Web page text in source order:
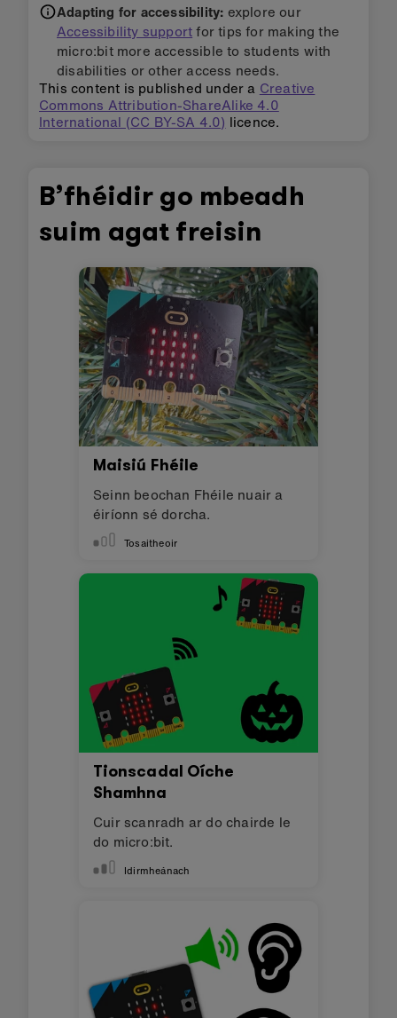
Adapting for accessibility: explore our
Accessibility supportfor tips for making the
micro:bit more accessible to students with
disabilities or other access needs.
This content is published under a Creative
Commons Attribution-ShareAlike 4.0
International (CC BY-SA 4.0) licence.
B’fhéidir go mbeadh
suim agat freisin
Maisiú Fhéile
Seinn beochan Fhéile nuair a
éiríonn sé dorcha.
Tosaitheoir
Tionscadal Oíche
Shamhna
Cuir scanradh ar do chairde le
do micro:bit.
Idirmheánach